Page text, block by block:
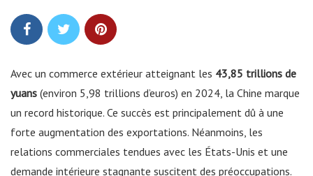
Avec un commerce extérieur atteignant les 43,85 trillions de
yuans (environ 5,98 trillions d’euros) en 2024, la Chine marque
un record historique. Ce succès est principalement dû à une
forte augmentation des exportations. Néanmoins, les
relations commerciales tendues avec les États-Unis et une
demande intérieure stagnante suscitent des préoccupations.